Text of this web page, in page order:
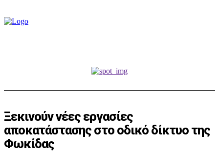
Ξεκινούν νέες εργασίες
αποκατάστασης στο οδικό δίκτυο της
Φωκίδας